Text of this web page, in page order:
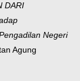
DARI
Negeri
Agung